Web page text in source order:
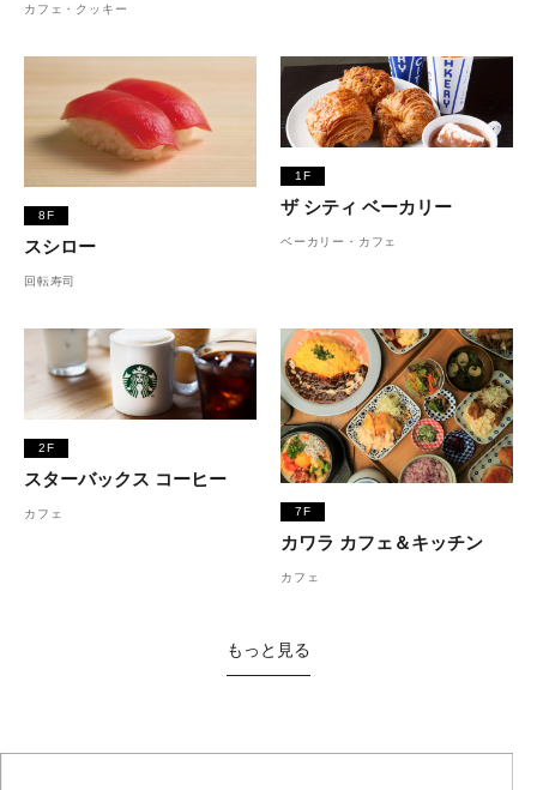
カフェ・クッキー
8F
スシロー
回転寿司
1F
ザ シティ ベーカリー
ベーカリー・カフェ
2F
スターバックス コーヒー
カフェ 7F
カワラ カフェ＆キッチン
カフェ
もっと見る